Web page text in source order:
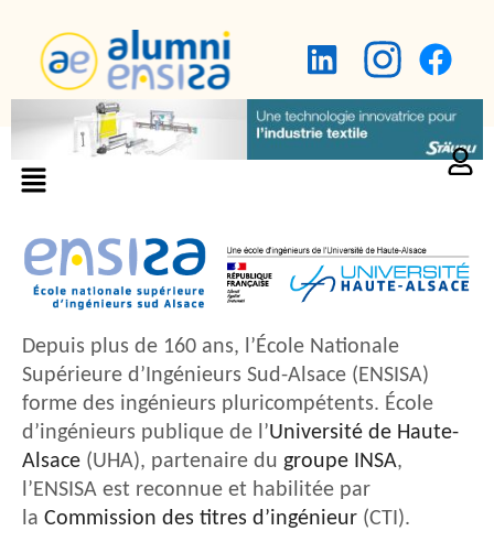
Depuis plus de 160 ans, l’École Nationale
Supérieure d’Ingénieurs Sud-Alsace (ENSISA)
forme des ingénieurs pluricompétents. École
d’ingénieurs publique de l’Université de Haute-
Alsace (UHA), partenaire du groupe INSA,
l’ENSISA est reconnue et habilitée par
la Commission des titres d’ingénieur (CTI).